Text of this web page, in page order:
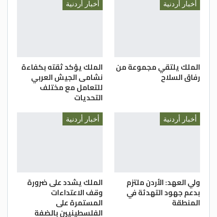
حاصل على وسام الاستقلال من الدرجة الثانية،
ووسام الاستقلال من الدرجة الأولى، ووسام
النهضة، ووسام الحسين للعطاء المميز، ووسام
أخبار أردنية
الملك يلتقي مجموعة من
رفاق السلاح
أخبار أردنية
الملك يؤكد ثقته بكفاءة
نشامى الجيش العربي
للتعامل مع مختلف
التحديات
أخبار أردنية
ولي العهد: الأردن ملتزم
بدعم جهود التهدئة في
المنطقة
أخبار أردنية
الملك يشدد على ضرورة
وقف الاعتداءات
المستمرة على
الفلسطينيين بالضفة